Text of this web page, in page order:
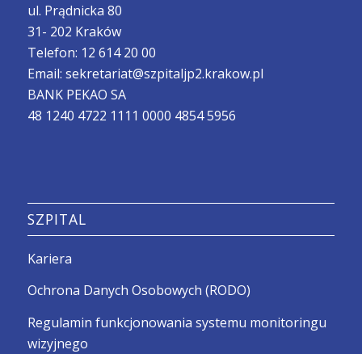
ul. Prądnicka 80
31- 202 Kraków
Telefon: 12 614 20 00
Email: sekretariat@szpitaljp2.krakow.pl
BANK PEKAO SA
48 1240 4722 1111 0000 4854 5956
SZPITAL
Kariera
Ochrona Danych Osobowych (RODO)
Regulamin funkcjonowania systemu monitoringu
wizyjnego